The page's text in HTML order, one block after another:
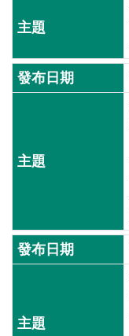
主
題
服
務
流
頁
導